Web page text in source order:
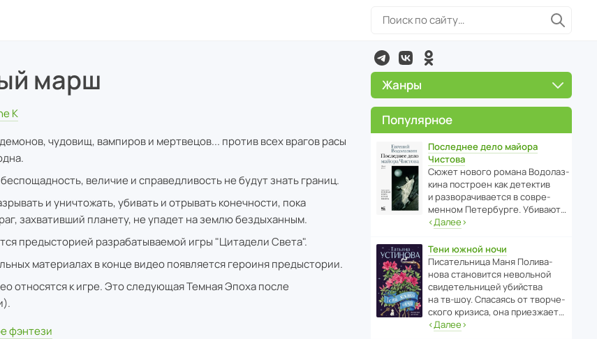
марш
K
чудовищ, вампиров и мертвецов... против всех врагов расы
величие и справедливость не будут знать границ.
и уничтожать, убивать и отрывать конечности, пока
захвативший планету, не упадет на землю бездыханным.
предысторией разрабатываемой игры "Цитадели Света".
материалах в конце видео появляется героиня предыстории.
относятся к игре. Это следующая Темная Эпоха после
фэнтези
Жанры
Популярное
Последнее дело майора
Чистова
Сюжет нового романа Водо­ла­з­
кина пост­роен как дете­ктив
и разво­ра­чи­ва­ется в совре­
менном Пете­р­бурге. Убивают…
‹Далее›
Тени южной ночи
Писа­тель­ница Маня Поли­ва­
нова стано­вится невольной
свиде­тель­ницей убийства
на тв-шоу. Спасаясь от твор­че­
с­кого кризиса, она приезжает…
‹Далее›